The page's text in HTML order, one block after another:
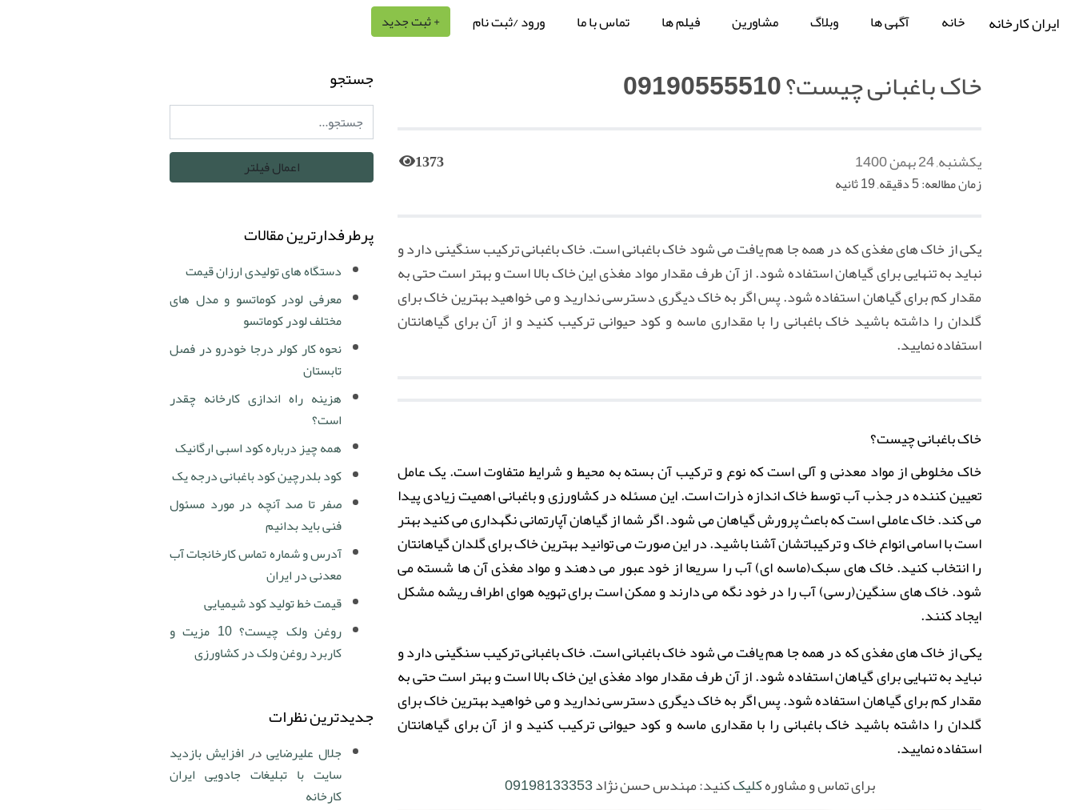
ایران کارخانه خانه آگهی ها وبلاگ مشاورین فیلم ها تماس با ما ورود /ثبت نام + ثبت جدید
خاک باغبانی چیست؟ 09190555510
یکشنبه, 24 بهمن 1400 1373
زمان مطالعه: 5 دقیقه, 19 ثانیه
یکی از خاک های مغذی که در همه جا هم یافت می شود خاک باغبانی است. خاک باغبانی ترکیب سنگینی دارد و
نباید به تنهایی برای گیاهان استفاده شود. از آن طرف مقدار مواد مغذی این خاک بالا است و بهتر است حتی به
مقدار کم برای گیاهان استفاده شود. پس اگر به خاک دیگری دسترسی ندارید و می خواهید بهترین خاک برای
گلدان را داشته باشید خاک باغبانی را با مقداری ماسه و کود حیوانی ترکیب کنید و از آن برای گیاهانتان
استفاده نمایید.
خاک باغبانی چیست؟
خاک مخلوطی از مواد معدنی و آلی است که نوع و ترکیب آن بسته به محیط و شرایط متفاوت است. یک عامل
تعیین کننده در جذب آب توسط خاک اندازه ذرات است. این مسئله در کشاورزی و باغبانی اهمیت زیادی پیدا
می کند. خاک عاملی است که باعث پرورش گیاهان می شود. اگر شما از گیاهان آپارتمانی نگهداری می کنید بهتر
است با اسامی انواع خاک و ترکیباتشان آشنا باشید. در این صورت می توانید بهترین خاک برای گلدان گیاهانتان
را انتخاب کنید. خاک های سبک(ماسه ای) آب را سریعا از خود عبور می دهند و مواد مغذی آن ها شسته می
شود. خاک های سنگین(رسی) آب را در خود نگه می دارند و ممکن است برای تهویه هوای اطراف ریشه مشکل
ایجاد کنند.
یکی از خاک های مغذی که در همه جا هم یافت می شود خاک باغبانی است. خاک باغبانی ترکیب سنگینی دارد و
نباید به تنهایی برای گیاهان استفاده شود. از آن طرف مقدار مواد مغذی این خاک بالا است و بهتر است حتی به
مقدار کم برای گیاهان استفاده شود. پس اگر به خاک دیگری دسترسی ندارید و می خواهید بهترین خاک برای
گلدان را داشته باشید خاک باغبانی را با مقداری ماسه و کود حیوانی ترکیب کنید و از آن برای گیاهانتان
استفاده نمایید.
برای تماس و مشاورهکلیککنید: مهندس حسن نژاد09198133353
جستجو
پرطرفدارترین مقالات
دستگاه های تولیدی ارزان قیمت
معرفی لودر کوماتسو و مدل های
مختلف لودر کوماتسو
نحوه کار کولر درجا خودرو در فصل
تابستان
هزینه راه اندازی کارخانه چقدر
است؟
همه چیز درباره کود اسبی ارگانیک
کود بلدرچین کود باغبانی درجه یک
صفر تا صد آنچه در مورد مسئول
فنی باید بدانیم
آدرس و شماره تماس کارخانجات آب
معدنی در ایران
قیمت خط تولید کود شیمیایی
روغن ولک چیست؟ 10 مزیت و
کاربرد روغن ولک در کشاورزی
جدیدترین نظرات
جلال علیرضاییدرافزایش بازدید
سایت با تبلیغات جادویی ایران
کارخانه